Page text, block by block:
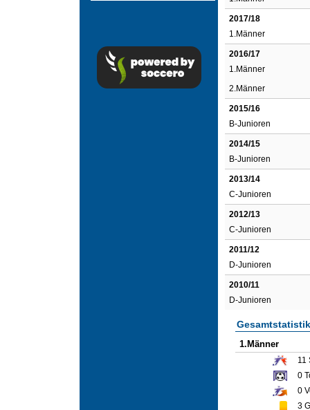
2017/18
1.Männer
2016/17
1.Männer
2.Männer
2015/16
B-Junioren
2014/15
B-Junioren
2013/14
C-Junioren
2012/13
C-Junioren
2011/12
D-Junioren
2010/11
D-Junioren
Gesamtstatistik
1.Männer
11
0
0
3